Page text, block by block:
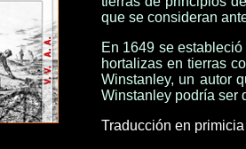
que se consideran
En 1649 se
hortalizas en tierras
Winstanley, un autor
Winstanley podría ser
Traducción en